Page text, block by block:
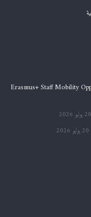
Erasmus+ Staff Mobility
20 يوليو 2026
20 يوليو 2026